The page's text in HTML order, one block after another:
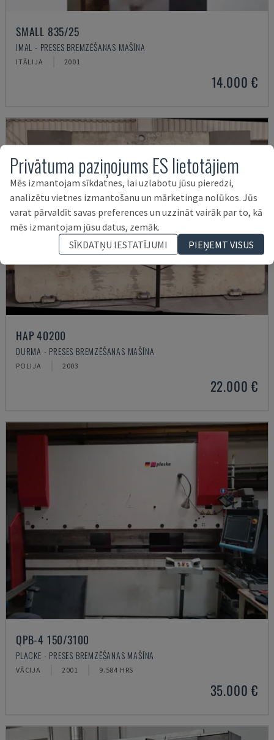
SMALL 835/25
IMAL - PRESES BREMZĒŠANAS MAŠĪNA
ITĀLIJA 2001
14.000 €
HAP 40200
DURMA - PRESES BREMZĒŠANAS MAŠĪNA
POLIJA 2003
22.000 €
QPB-4 150/3100
PLACKE - PRESES BREMZĒŠANAS MAŠĪNA
VĀCIJA 2001 9.584 HRS
35.000 €
Privātuma paziņojums ES lietotājiem
Mēs izmantojam sīkdatnes, lai uzlabotu jūsu pieredzi,
analizētu vietnes izmantošanu un mārketinga nolūkos. Jūs
varat pārvaldīt savas preferences un uzzināt vairāk par to, kā
mēs izmantojam jūsu datus, zemāk.
SĪKDATŅU IESTATĪJUMI
PIEŅEMT VISUS